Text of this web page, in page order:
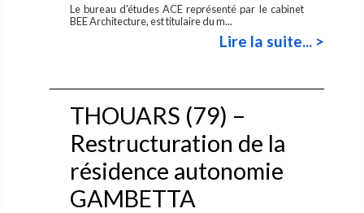
Le bureau d'études ACE représenté par le cabinet
BEE Architecture, est titulaire du m...
Lire la suite... >
THOUARS (79) –
Restructuration de la
résidence autonomie
GAMBETTA